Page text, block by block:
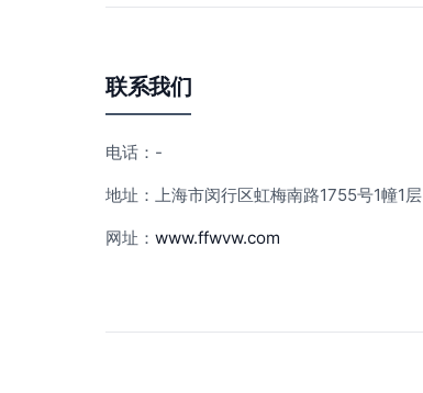
联系我们
电话：-
地址：上海市闵行区虹梅南路1755号1幢1层
网址： www.ffwvw.com